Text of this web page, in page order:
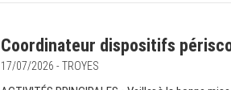
Coordinateur dispositifs
17/07/2026 - TROYES